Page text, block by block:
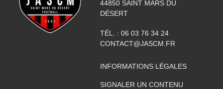
44850 SAINT MARS DU
DÉSERT
TÉL. : 06 03 76 34 24
CONTACT@JASCM.FR
INFORMATIONS LÉGALES
SIGNALER UN CONTENU